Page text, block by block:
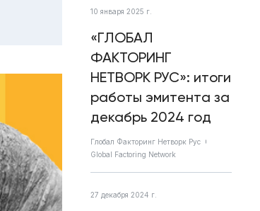
10 января 2025 г.
«ГЛОБАЛ
ФАКТОРИНГ
НЕТВОРК РУС»: итоги
работы эмитента за
декабрь 2024 год
Глобал Факторинг Нетворк Рус
Global Factoring Network
27 декабря 2024 г.